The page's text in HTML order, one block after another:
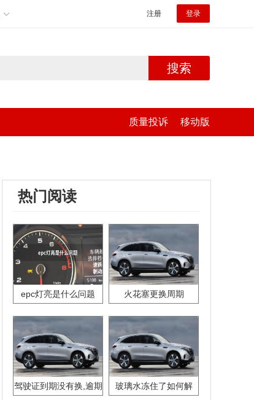
注册 登录
搜索
质量投诉 移动版
热门阅读
epc灯亮是什么问题 火花塞更换周期
驾驶证到期没有换,逾期
玻璃水冻住了如何解